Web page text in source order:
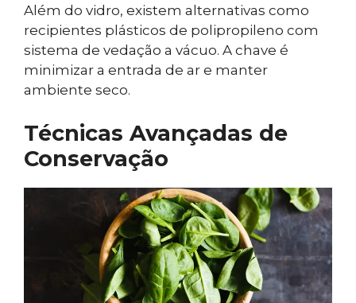
Além do vidro, existem alternativas como
recipientes plásticos de polipropileno com
sistema de vedação a vácuo. A chave é
minimizar a entrada de ar e manter
ambiente seco.
Técnicas Avançadas de
Conservação